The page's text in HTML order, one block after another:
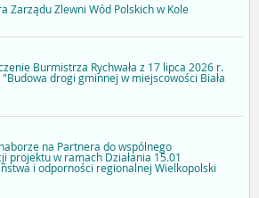
Zarządu Zlewni Wód Polskich w Kole
Burmistrza Rychwała z 17 lipca 2026 r.
drogi gminnej w miejscowości Biała
na Partnera do wspólnego
projektu w ramach Działania 15.01
i odporności regionalnej Wielkopolski